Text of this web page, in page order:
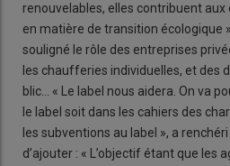
renouvelables, elles contribuent aux
en matière de transition écologique
souligné le rôle des entreprises
les chaufferies individuelles, et des
blic… « Le label nous aidera. On va
le label soit dans les cahiers des
les subventions au label », a
d’ajouter : « L’objectif étant que les